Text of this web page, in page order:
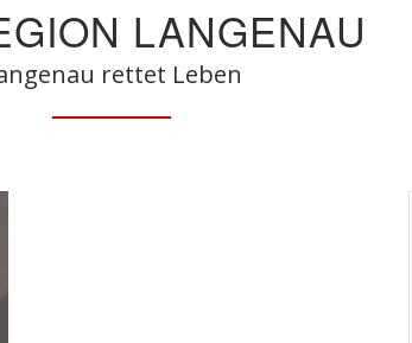
LANGENAU
rettet Leben